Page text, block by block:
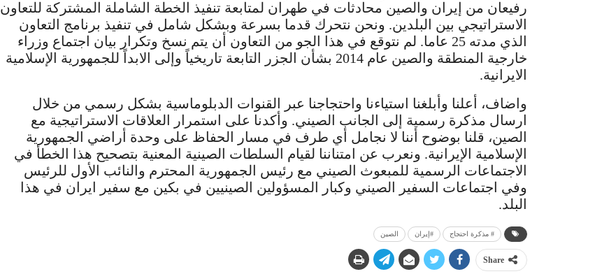
رفيعان من إيران والصين محادثات في طهران لمتابعة تنفيذ الخطة الشاملة المشتركة للتعاون
الاستراتيجي بين البلدين. ونحن نتحرك قدما بسرعة وبشكل شامل في تنفيذ برنامج التعاون
الذي مدته 25 عاما. لم نتوقع في هذا الجو من التعاون أن يتم نسخ وتكرار بيان اجتماع وزراء
خارجية المنطقة والصين عام 2014 بشأن الجزر التابعة تاريخياً وإلى الابداً للجمهورية الإسلامية
الايرانية.
واضاف، أعلنا وأبلغنا استياءنا واحتجاجنا عبر القنوات الدبلوماسية بشكل رسمي من خلال
ارسال مذكرة رسمية إلى الجانب الصيني. وأكدنا على استمرار العلاقات الاستراتيجية مع
الصين، قلنا بوضوح أننا لا نجامل أي طرف في مسار الحفاظ على وحدة أراضي الجمهورية
الإسلامية الإيرانية. ونعرب عن امتناننا لقيام السلطات الصينية المعنية بتصحيح هذا الخطأ في
الاجتماعات الرسمية للمبعوث الصيني مع رئيس الجمهورية المحترم والنائب الأول للرئيس
وفي اجتماعات السفير الصيني وكبار المسؤولين الصينيين في بكين مع سفير ايران في هذا
البلد.
# مذكرة احتجاج #إيران الصين
Share